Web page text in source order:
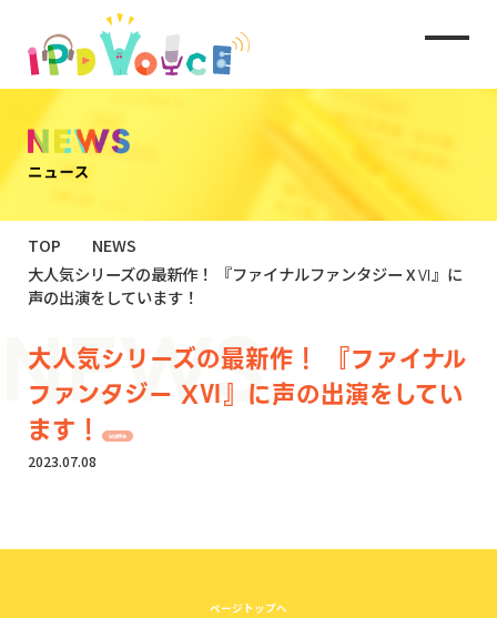
TOP
NEWS
大人気シリーズの最新作！ 『ファイナルファンタジー XⅥ』に
声の出演をしています！
大人気シリーズの最新作！ 『ファイナル
ファンタジー XⅥ』に声の出演をしてい
ます！
出演情報
2023.07.08
ページトップへ